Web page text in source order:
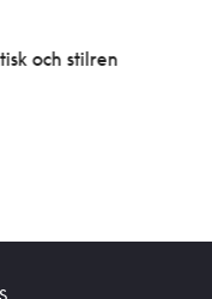
och stilren